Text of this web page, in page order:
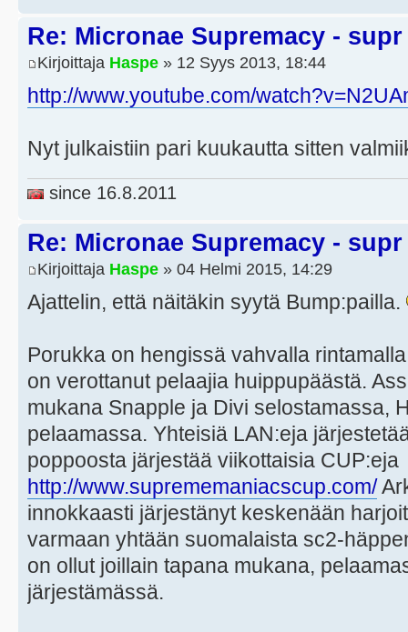
Re: Micronae Supremacy - supr
Kirjoittaja Haspe » 12 Syys 2013, 18:44
http://www.youtube.com/
Nyt julkaistiin pari kuukautta sitten
since 16.8.2011
Re: Micronae Supremacy - supr
Kirjoittaja Haspe » 04 Helmi 2015, 14:29
Ajattelin, että näitäkin syytä Bump:pailla.
Porukka on hengissä vahvalla
on verottanut pelaajia huippupäästä.
mukana Snapple ja Divi selostamassa,
pelaamassa. Yhteisiä LAN:eja
poppoosta järjestää viikottaisia CUP:eja
http://www.suprememaniacscup.com/
innokkaasti järjestänyt keskenään
varmaan yhtään suomalaista sc2-
on ollut joillain tapana mukana,
järjestämässä.